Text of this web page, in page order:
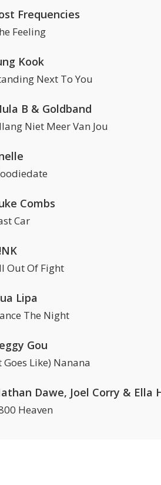
Frequencies
Feeling
Kook
Next To You
B & Goldband
Niet Meer Van Jou
Combs
Car
Out Of Fight
Lipa
The Night
Gou
Goes Like) Nanana
Heaven